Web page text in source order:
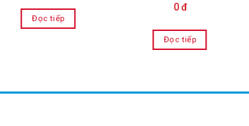
Đọc tiếp
0 đ
Đọc tiếp